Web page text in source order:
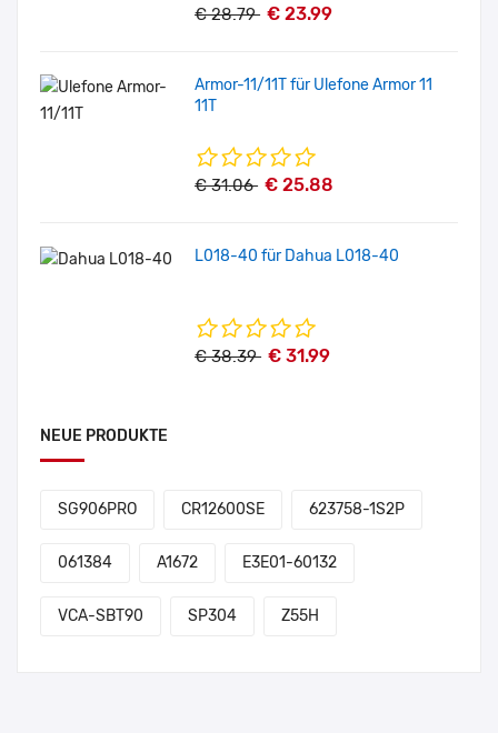
€ 28.79 € 23.99
Armor-11/11T für Ulefone Armor 11
11T
€ 31.06 € 25.88
L018-40 für Dahua L018-40
€ 38.39 € 31.99
NEUE PRODUKTE
SG906PRO CR12600SE 623758-1S2P
061384 A1672 E3E01-60132
VCA-SBT90 SP304 Z55H